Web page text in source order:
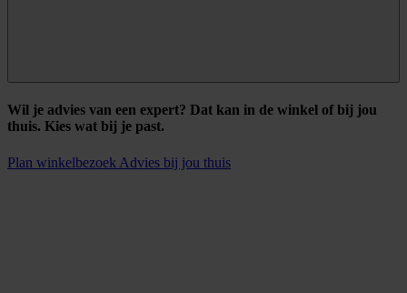
Wil je advies van een expert? Dat kan in de winkel of bij jou
thuis. Kies wat bij je past.
Plan winkelbezoek Advies bij jou thuis